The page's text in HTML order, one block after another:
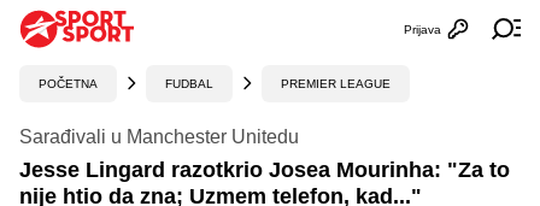
Otvori
Prijava
POČETNA FUDBAL PREMIER LEAGUE
Sarađivali u Manchester Unitedu
Jesse Lingard razotkrio Josea Mourinha: "Za to
nije htio da zna; Uzmem telefon, kad..."